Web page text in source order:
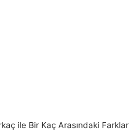
ile Bir Kaç Arasındaki Farklar